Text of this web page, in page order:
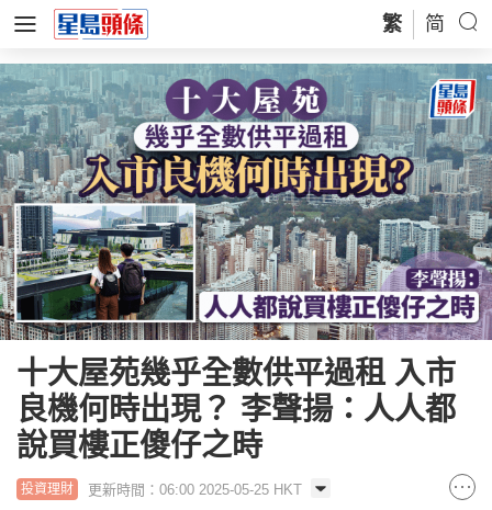
繁 简
十大屋苑幾乎全數供平過租 入市
良機何時出現？ 李聲揚：人人都
說買樓正傻仔之時
投資理財 更新時間：06:00 2025-05-25 HKT